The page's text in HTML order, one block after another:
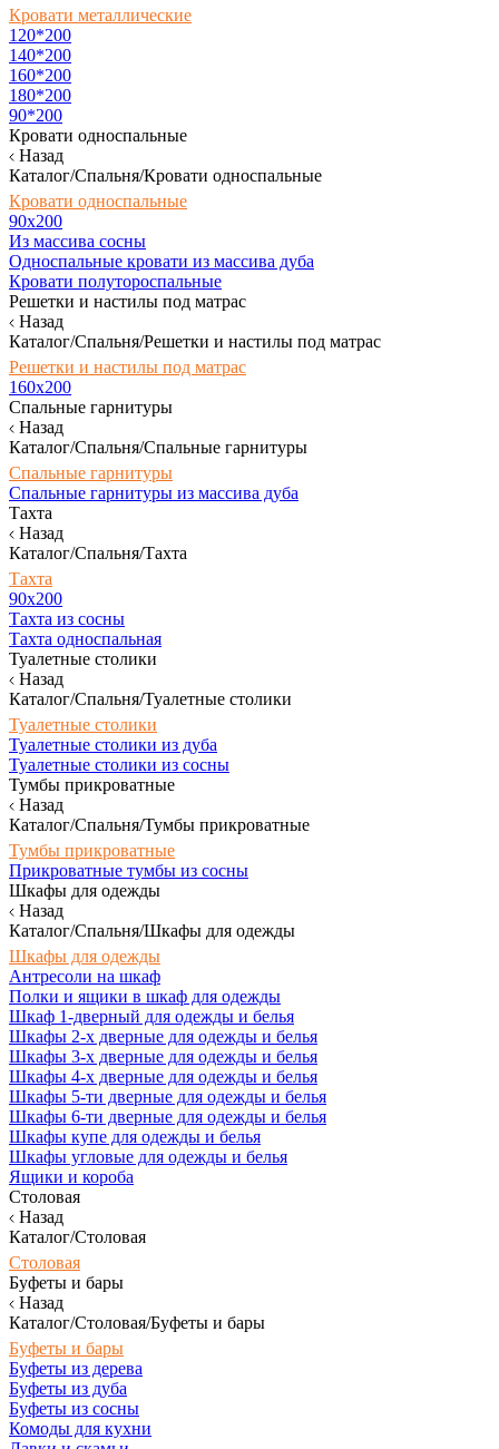
Кровати металлические
120*200
140*200
160*200
180*200
90*200
Кровати односпальные
Назад
Каталог/Спальня/Кровати односпальные
Кровати односпальные
90х200
Из массива сосны
Односпальные кровати из массива дуба
Кровати полутороспальные
Решетки и настилы под матрас
Назад
Каталог/Спальня/Решетки и настилы под матрас
Решетки и настилы под матрас
160х200
Спальные гарнитуры
Назад
Каталог/Спальня/Спальные гарнитуры
Спальные гарнитуры
Спальные гарнитуры из массива дуба
Тахта
Назад
Каталог/Спальня/Тахта
Тахта
90х200
Тахта из сосны
Тахта односпальная
Туалетные столики
Назад
Каталог/Спальня/Туалетные столики
Туалетные столики
Туалетные столики из дуба
Туалетные столики из сосны
Тумбы прикроватные
Назад
Каталог/Спальня/Тумбы прикроватные
Тумбы прикроватные
Прикроватные тумбы из сосны
Шкафы для одежды
Назад
Каталог/Спальня/Шкафы для одежды
Шкафы для одежды
Антресоли на шкаф
Полки и ящики в шкаф для одежды
Шкаф 1-дверный для одежды и белья
Шкафы 2-х дверные для одежды и белья
Шкафы 3-х дверные для одежды и белья
Шкафы 4-х дверные для одежды и белья
Шкафы 5-ти дверные для одежды и белья
Шкафы 6-ти дверные для одежды и белья
Шкафы купе для одежды и белья
Шкафы угловые для одежды и белья
Ящики и короба
Столовая
Назад
Каталог/Столовая
Столовая
Буфеты и бары
Назад
Каталог/Столовая/Буфеты и бары
Буфеты и бары
Буфеты из дерева
Буфеты из дуба
Буфеты из сосны
Комоды для кухни